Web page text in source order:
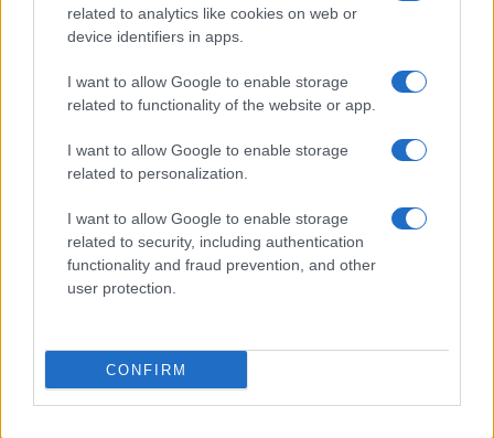
related to analytics like cookies on web or
device identifiers in apps.
I want to allow Google to enable storage
related to functionality of the website or app.
I want to allow Google to enable storage
related to personalization.
I want to allow Google to enable storage
related to security, including authentication
functionality and fraud prevention, and other
user protection.
CONFIRM
Cómo la inteligencia artificial transforma la gestión financiera
personal
Marta Ruiz · 7 Ago 2026
COTIZACIONES CRYPTO